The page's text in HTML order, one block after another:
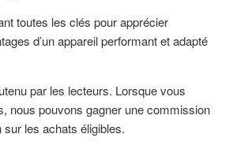
toutes les clés pour apprécier
d’un appareil performant et adapté
par les lecteurs. Lorsque vous
nous pouvons gagner une commission
les achats éligibles.